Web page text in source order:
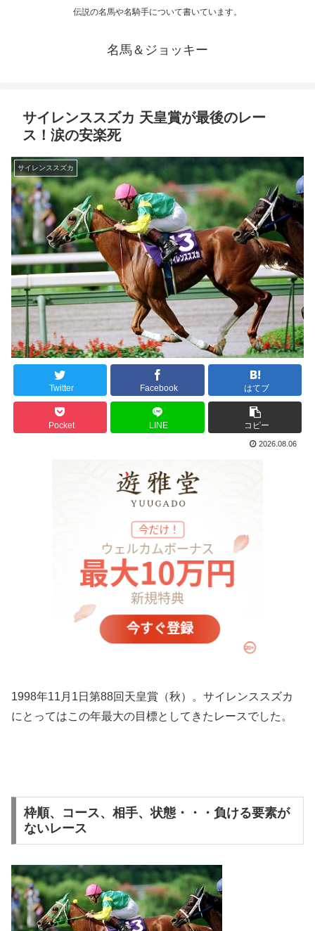
伝説の名馬や名騎手について書いています。
名馬＆ジョッキー
サイレンススズカ 天皇賞が最後のレー
ス！涙の安楽死
サイレンススズカ
Twitter Facebook はてブ
Pocket LINE コピー
2026.08.06
1998年11月1日第88回天皇賞（秋）。サイレンススズカ
にとってはこの年最大の目標としてきたレースでした。
枠順、コース、相手、状態・・・負ける要素が
ないレース